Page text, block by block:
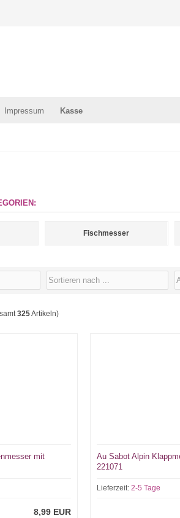
Impressum Kasse
Fischmesser
325Artikeln)
mit
8,99 EUR
Au Sabot Alpin
221071
Lieferzeit: 2-5 Tage